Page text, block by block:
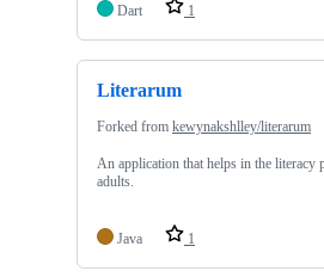
Dart 1
Literarum
Forked from kewynakshlley/literarum
An application that helps in the literacy
adults.
Java 1